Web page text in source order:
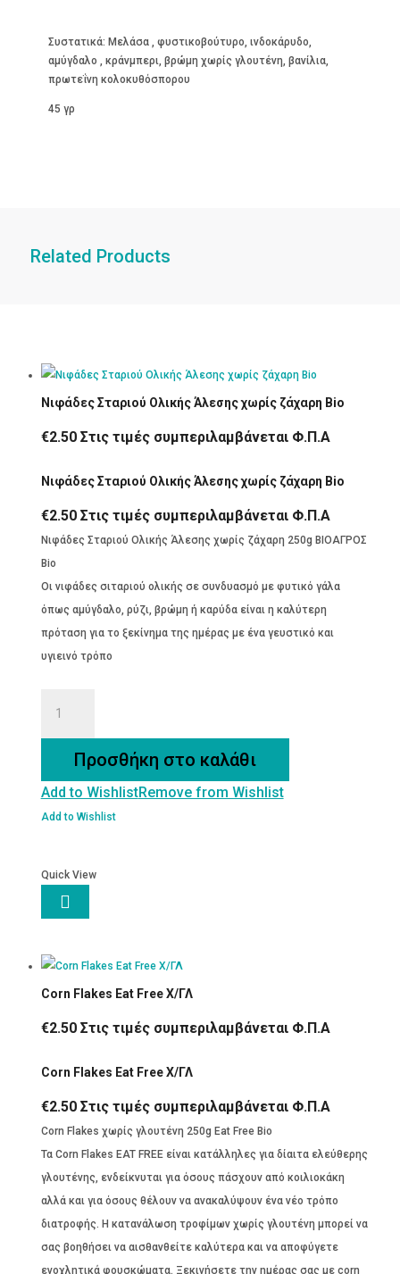
Συστατικά: Μελάσα , φυστικοβούτυρο, ινδοκάρυδο,
αμύγδαλο , κράνμπερι, βρώμη χωρίς γλουτένη, βανίλια,
πρωτεΐνη κολοκυθόσπορου
45 γρ
Related Products
Νιφάδες Σταριού Ολικής Άλεσης χωρίς ζάχαρη Bio
€2.50 Στις τιμές συμπεριλαμβάνεται Φ.Π.Α
Νιφάδες Σταριού Ολικής Άλεσης χωρίς ζάχαρη Bio
€2.50 Στις τιμές συμπεριλαμβάνεται Φ.Π.Α
Νιφάδες Σταριού Ολικής Άλεσης χωρίς ζάχαρη 250g ΒΙΟΑΓΡΟΣ
Bio
Οι νιφάδες σιταριού ολικής σε συνδυασμό με φυτικό γάλα
όπως αμύγδαλο, ρύζι, βρώμη ή καρύδα είναι η καλύτερη
πρόταση για το ξεκίνημα της ημέρας με ένα γευστικό και
υγιεινό τρόπο
Άλεσης
χωρίς
ζάχαρη
Προσθήκη στο καλάθι
Add to WishlistRemove from Wishlist
Add to Wishlist
Quick View

Corn Flakes Eat Free Χ/ΓΛ
€2.50 Στις τιμές συμπεριλαμβάνεται Φ.Π.Α
Corn Flakes Eat Free Χ/ΓΛ
€2.50 Στις τιμές συμπεριλαμβάνεται Φ.Π.Α
Corn Flakes χωρίς γλουτένη 250g Eat Free Bio
Τα Corn Flakes EAT FREE είναι κατάλληλες για δίαιτα ελεύθερης
γλουτένης, ενδείκνυται για όσους πάσχουν από κοιλιοκάκη
αλλά και για όσους θέλουν να ανακαλύψουν ένα νέο τρόπο
διατροφής. Η κατανάλωση τροφίμων χωρίς γλουτένη μπορεί να
σας βοηθήσει να αισθανθείτε καλύτερα και να αποφύγετε
ενοχλητικά φουσκώματα. Ξεκινήσετε την ημέρας σας με corn